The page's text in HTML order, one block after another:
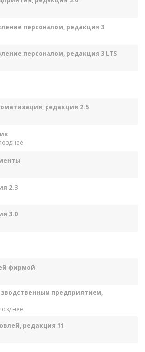
персоналом, редакция 3
персоналом, редакция 3 LTS
редакция 2.5
2.3
3.0
фирмой
предприятием,
редакция 11